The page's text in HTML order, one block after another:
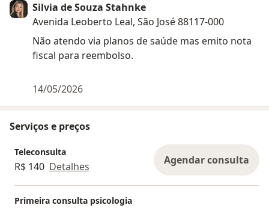
Silvia de Souza Stahnke
Avenida Leoberto Leal, São José 88117-000
Não atendo via planos de saúde mas emito nota
fiscal para reembolso.
14/05/2026
Serviços e preços
Teleconsulta
R$ 140 Detalhes Agendar consulta
Primeira consulta psicologia